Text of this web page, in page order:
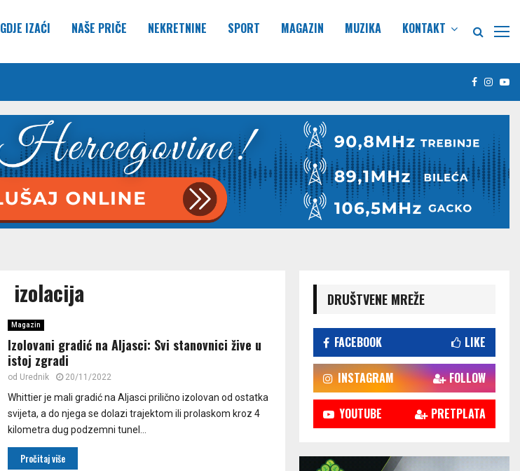
GDJE IZAĆI NAŠE PRIČE NEKRETNINE SPORT MAGAZIN MUZIKA KONTAKT
Facebook
izolacija
Magazin
Izolovani gradić na Aljasci: Svi stanovnici žive u
istoj zgradi
od Urednik 20/11/2022
Whittier je mali gradić na Aljasci prilično izolovan od ostatka
svijeta, a do njega se dolazi trajektom ili prolaskom kroz 4
kilometra dug podzemni tunel...
Pročitaj više
DRUŠTVENE MREŽE
FACEBOOK LIKE
INSTAGRAM FOLLOW
YOUTUBE PRETPLATA